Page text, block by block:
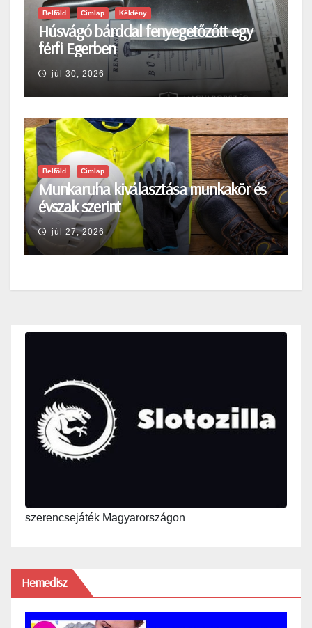
Belföld Címlap Kékfény
Húsvágó bárddal fenyegetőzőtt egy
férfi Egerben
júl 30, 2026
Belföld Címlap
Munkaruha kiválasztása munkakör és
évszak szerint
júl 27, 2026
szerencsejáték Magyarországon
Hemedisz